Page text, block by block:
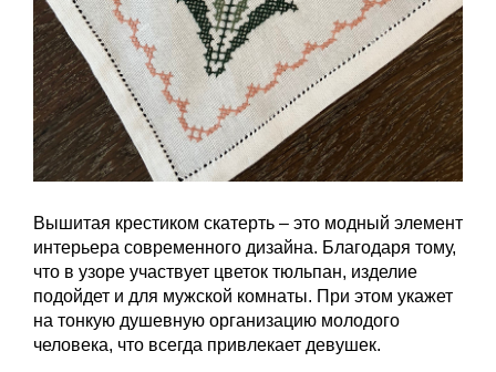
Вышитая крестиком скатерть – это модный элемент
интерьера современного дизайна. Благодаря тому,
что в узоре участвует цветок тюльпан, изделие
подойдет и для мужской комнаты. При этом укажет
на тонкую душевную организацию молодого
человека, что всегда привлекает девушек.